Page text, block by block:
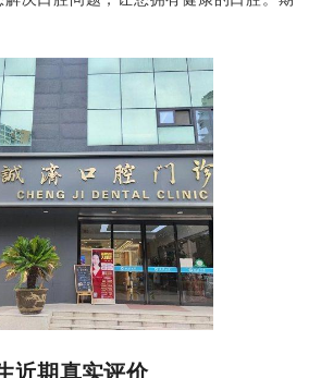
近期真实评价